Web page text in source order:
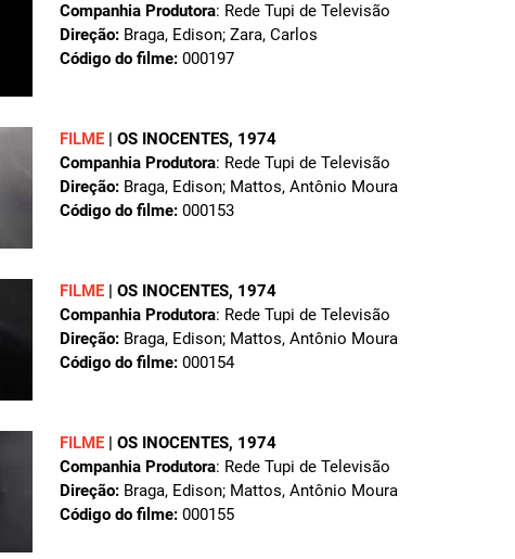
Companhia Produtora: Rede Tupi de Televisão
Direção: Braga, Edison; Zara, Carlos
Código do filme: 000197
FILME | OS INOCENTES, 1974
Companhia Produtora: Rede Tupi de Televisão
Direção: Braga, Edison; Mattos, Antônio Moura
Código do filme: 000153
FILME | OS INOCENTES, 1974
Companhia Produtora: Rede Tupi de Televisão
Direção: Braga, Edison; Mattos, Antônio Moura
Código do filme: 000154
FILME | OS INOCENTES, 1974
Companhia Produtora: Rede Tupi de Televisão
Direção: Braga, Edison; Mattos, Antônio Moura
Código do filme: 000155